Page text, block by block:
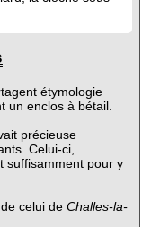
étymologie
un enclos à bétail.
précieuse
Celui-ci,
suffisamment pour y
celui de Challes-la-